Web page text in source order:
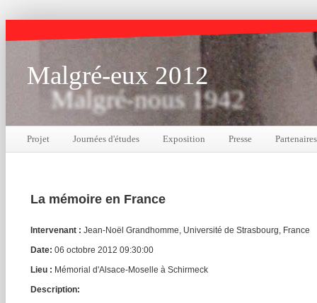
Malgré-eux 2012
Malgré-nous 1942
Projet Journées d'études Exposition Presse Partenaires
La mémoire en France
Intervenant : Jean-Noël Grandhomme, Université de Strasbourg, France
Date: 06 octobre 2012 09:30:00
Lieu : Mémorial d'Alsace-Moselle à Schirmeck
Description: